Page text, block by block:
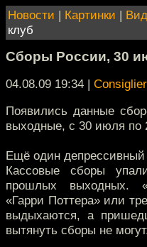
Новости | Картинки |
клуб
Сборы России, 30
04.08.09 19:34 |
Появились данные
выходные, с 30 июля по
Ещё один депрессивный
Кассовые сборы
прошлых выходных.
«Гарри Поттера» или
выдыхаются, а
вытянуть сборы не